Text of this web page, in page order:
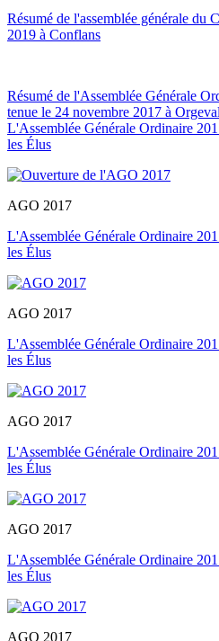
Résumé de l'assemblée générale du
2019 à Conflans
Résumé de l'Assemblée Générale
tenue le 24 novembre 2017 à Orgeval
L'Assemblée Générale Ordinaire
les Élus
AGO 2017
L'Assemblée Générale Ordinaire
les Élus
AGO 2017
L'Assemblée Générale Ordinaire
les Élus
AGO 2017
L'Assemblée Générale Ordinaire
les Élus
AGO 2017
L'Assemblée Générale Ordinaire
les Élus
AGO 2017